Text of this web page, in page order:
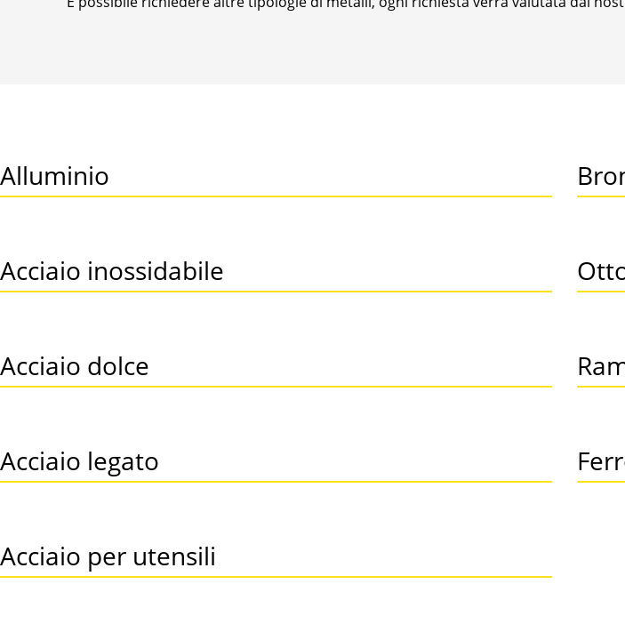
Alluminio
Acciaio inossidabile
Acciaio dolce
Acciaio legato
Acciaio per utensili